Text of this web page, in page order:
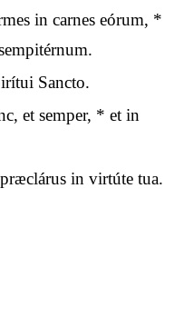
in carnes eórum, *
Sancto.
et semper, * et in
in virtúte tua.